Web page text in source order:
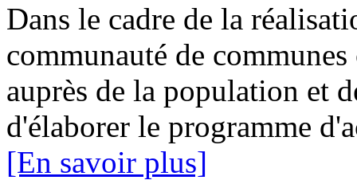
Dans le cadre de la
communauté de
auprès de la population et
d'élaborer le programme
[En savoir plus]